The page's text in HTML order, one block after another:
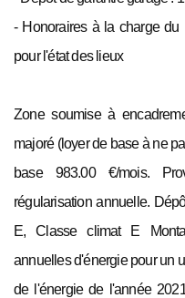
- Honoraires à la charge
pour l'état des lieux
Zone soumise à
majoré (loyer de base à ne
base 983.00 €/mois.
régularisation annuelle.
E, Classe climat E
annuelles d'énergie pour un
de l'énergie de l'année